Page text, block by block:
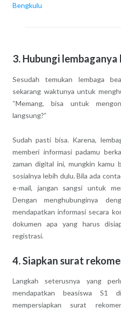
Bengkulu
3. Hubungi lembaganya
Sesudah temukan lembaga
sekarang waktunya untuk
“Memang, bisa untuk
langsung?”
Sudah pasti bisa. Karena,
memberi informasi padamu
zaman digital ini, mungkin kamu
sosialnya lebih dulu. Bila ada
e-mail, jangan sangsi untuk
Dengan menghubunginya
mendapatkan informasi secara
dokumen apa yang harus
registrasi.
4. Siapkan surat
Langkah seterusnya yang
mendapatkan beasiswa S1
mempersiapkan surat